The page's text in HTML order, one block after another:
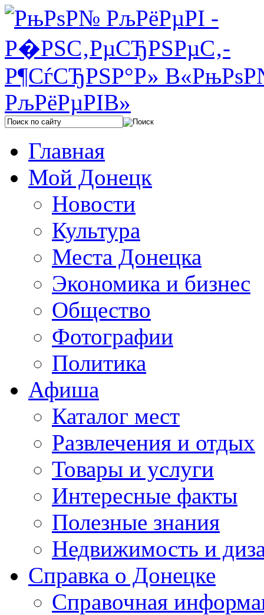
Главная
Мой Донецк
Новости
Культура
Места Донецка
Экономика и бизнес
Общество
Фотографии
Политика
Афиша
Каталог мест
Развлечения и отдых
Товары и услуги
Интересные факты
Полезные знания
Недвижимость и
Справка о Донецке
Справочная